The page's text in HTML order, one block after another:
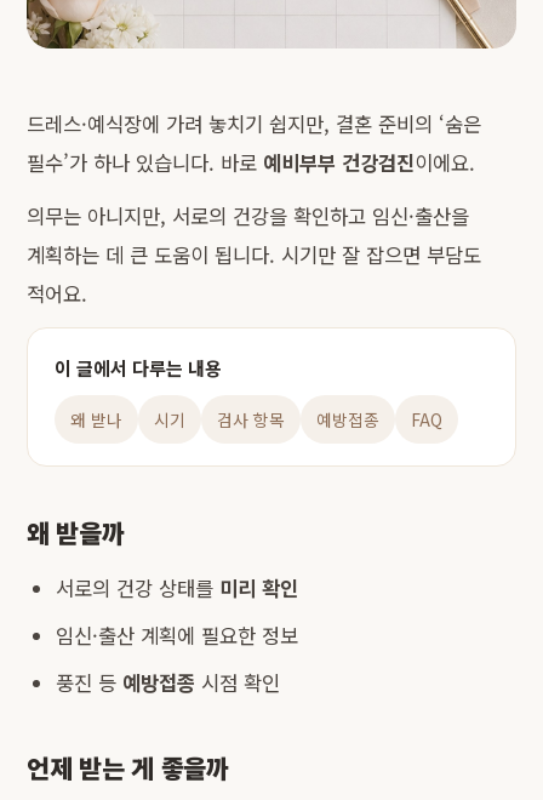
드레스·예식장에 가려 놓치기 쉽지만, 결혼 준비의 ‘숨은
필수’가 하나 있습니다. 바로 예비부부 건강검진이에요.
의무는 아니지만, 서로의 건강을 확인하고 임신·출산을
계획하는 데 큰 도움이 됩니다. 시기만 잘 잡으면 부담도
적어요.
이 글에서 다루는 내용
왜 받나 시기 검사 항목 예방접종 FAQ
왜 받을까
서로의 건강 상태를 미리 확인
임신·출산 계획에 필요한 정보
풍진 등 예방접종 시점 확인
언제 받는 게 좋을까